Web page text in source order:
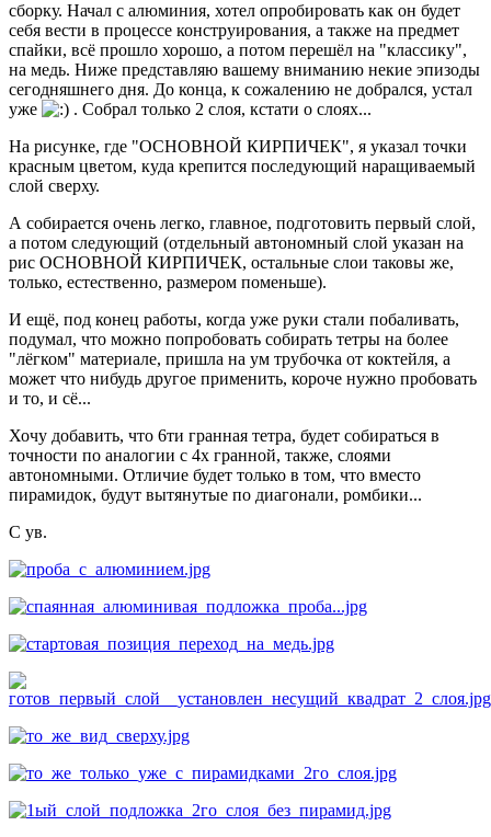
сборку. Начал с алюминия, хотел опробировать как он будет
себя вести в процессе конструирования, а также на предмет
спайки, всё прошло хорошо, а потом перешёл на "классику",
на медь. Ниже представляю вашему вниманию некие эпизоды
сегодняшнего дня. До конца, к сожалению не добрался, устал
уже
. Собрал только 2 слоя, кстати о слоях...
На рисунке, где "ОСНОВНОЙ КИРПИЧЕК", я указал точки
красным цветом, куда крепится последующий наращиваемый
слой сверху.
А собирается очень легко, главное, подготовить первый слой,
а потом следующий (отдельный автономный слой указан на
рис ОСНОВНОЙ КИРПИЧЕК, остальные слои таковы же,
только, естественно, размером поменьше).
И ещё, под конец работы, когда уже руки стали побаливать,
подумал, что можно попробовать собирать тетры на более
"лёгком" материале, пришла на ум трубочка от коктейля, а
может что нибудь другое применить, короче нужно пробовать
и то, и сё...
Хочу добавить, что 6ти гранная тетра, будет собираться в
точности по аналогии с 4х гранной, также, слоями
автономными. Отличие будет только в том, что вместо
пирамидок, будут вытянутые по диагонали, ромбики...
С ув.